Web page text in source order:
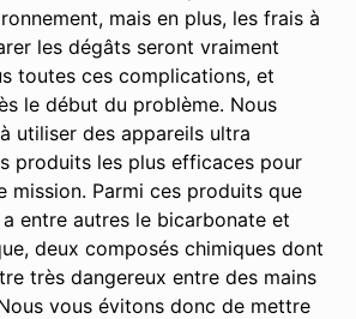
mais en plus, les frais à
les dégâts seront vraiment
toutes ces complications, et
le début du problème. Nous
utiliser des appareils ultra
produits les plus efficaces pour
mission. Parmi ces produits que
entre autres le bicarbonate et
deux composés chimiques dont
très dangereux entre des mains
vous évitons donc de mettre